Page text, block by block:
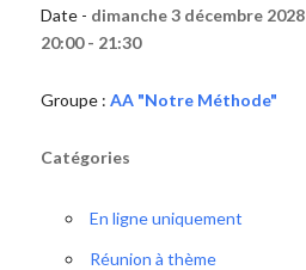
Date - dimanche 3 décembre 2028
20:00 - 21:30
Groupe : AA "Notre Méthode"
Catégories
En ligne uniquement
Réunion à thème